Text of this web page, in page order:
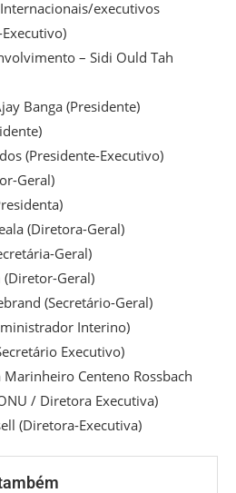
executivos
– Sidi Ould Tah
Banga (Presidente)
(Presidente-Executivo)
Geral)
(Diretora-Geral)
Geral)
(Diretor-Geral)
(Secretário-Geral)
Interino)
Executivo)
Centeno Rossbach
/ Diretora Executiva)
(Diretora-Executiva)